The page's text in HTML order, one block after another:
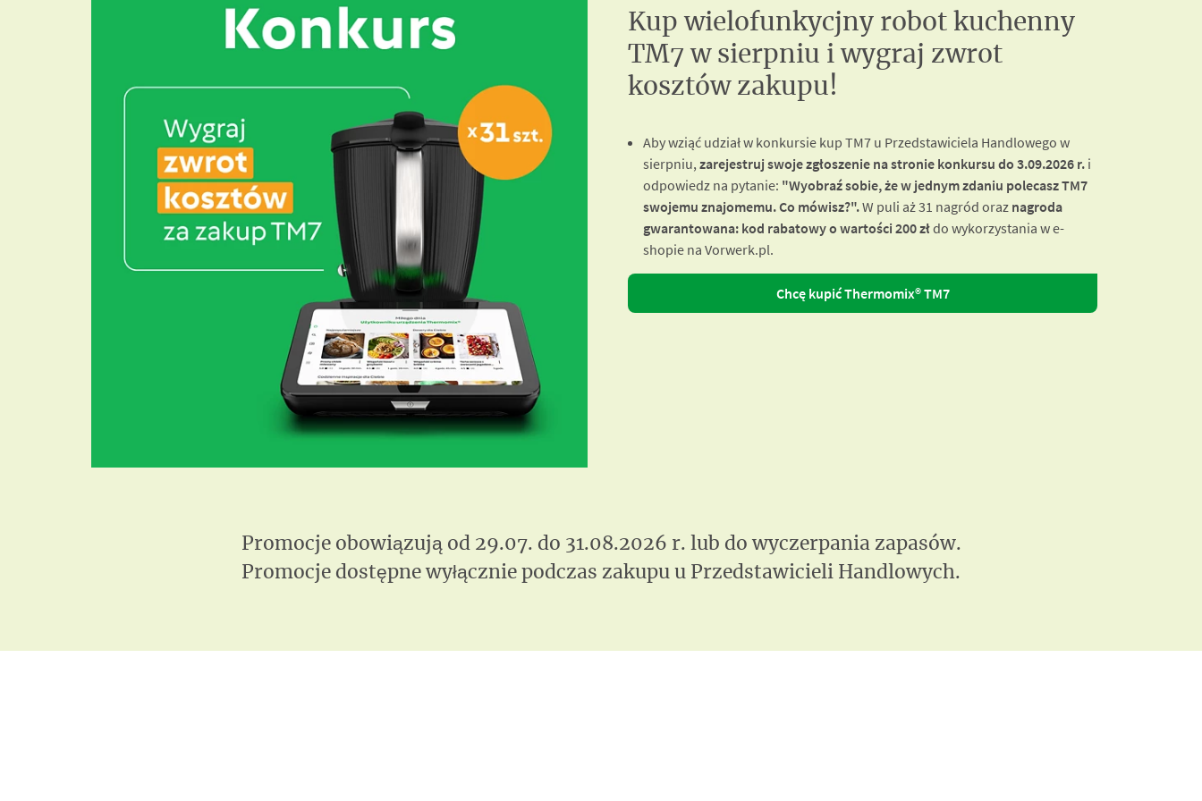
Kup wielofunkycjny robot kuchenny
TM7 w sierpniu i wygraj zwrot
kosztów zakupu!
Aby wziąć udział w konkursie kup TM7 u Przedstawiciela Handlowego w
sierpniu,zarejestruj swoje zgłoszenie na stronie konkursu do 3.09.2026 r. i
odpowiedz na pytanie: "Wyobraź sobie, że w jednym zdaniu polecasz TM7
swojemu znajomemu. Co mówisz?".W puli aż 31 nagród oraz nagroda
gwarantowana: kod rabatowy o wartości 200 złdo wykorzystania w e-
shopie na Vorwerk.pl.
Chcę kupić Thermomix® TM7
Promocje obowiązują od 29.07. do 31.08.2026 r. lub do wyczerpania zapasów.
Promocje dostępne wyłącznie podczas zakupu u Przedstawicieli Handlowych.